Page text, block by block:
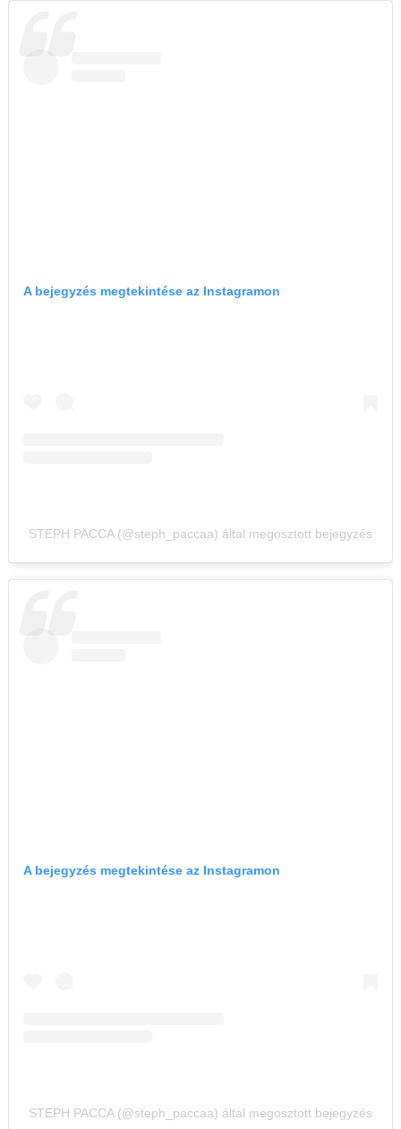
A bejegyzés megtekintése az Instagramon
STEPH PACCA (@steph_paccaa) által megosztott bejegyzés
A bejegyzés megtekintése az Instagramon
STEPH PACCA (@steph_paccaa) által megosztott bejegyzés